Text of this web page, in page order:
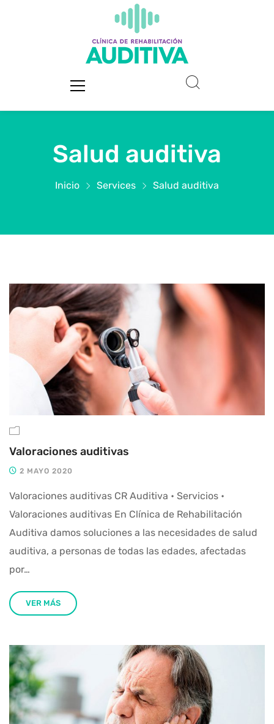
Salud auditiva
Inicio Services Salud auditiva
Valoraciones auditivas
2 MAYO 2020
Valoraciones auditivas CR Auditiva • Servicios •
Valoraciones auditivas En Clínica de Rehabilitación
Auditiva damos soluciones a las necesidades de salud
auditiva, a personas de todas las edades, afectadas
por…
VER MÁS